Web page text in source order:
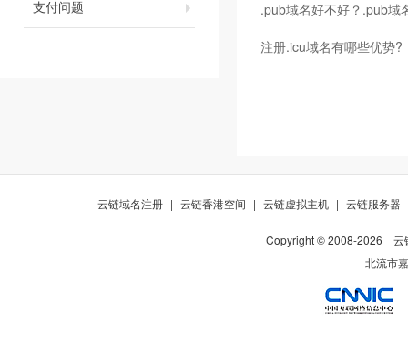
支付问题 .pub域名好不好？.pub域
注册.icu域名有哪些优势?
云链域名注册 | 云链香港空间 | 云链虚拟主机 | 云链服务器
Copyright © 2008-2026
云
北流市